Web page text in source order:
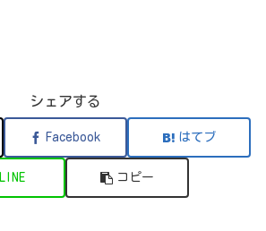
シェアする
Facebook はてブ
LINE コピー